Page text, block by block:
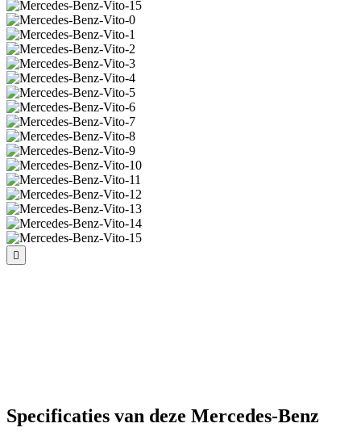
Specificaties van deze Mercedes-Benz